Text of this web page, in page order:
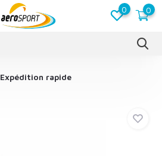
0 0
Expédition rapide